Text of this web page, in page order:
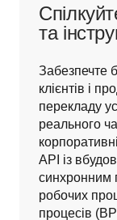
та
Забезпечте
клієнтів і
перекладу
реального
API із
синхронним
робочих
процесів